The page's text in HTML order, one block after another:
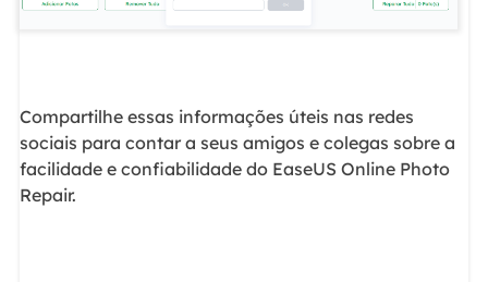
Compartilhe essas informações úteis nas redes
sociais para contar a seus amigos e colegas sobre a
facilidade e confiabilidade do EaseUS Online Photo
Repair.